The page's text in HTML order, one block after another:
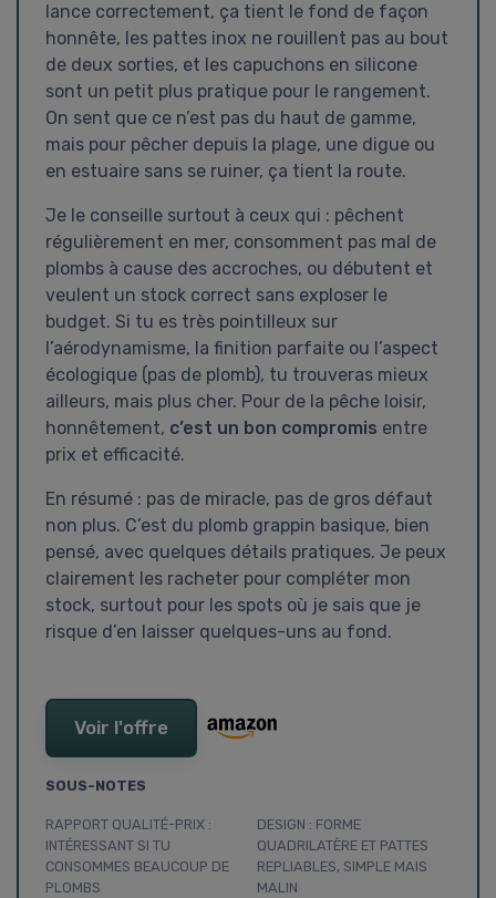
lance correctement, ça tient le fond de façon
honnête, les pattes inox ne rouillent pas au bout
de deux sorties, et les capuchons en silicone
sont un petit plus pratique pour le rangement.
On sent que ce n’est pas du haut de gamme,
mais pour pêcher depuis la plage, une digue ou
en estuaire sans se ruiner, ça tient la route.
Je le conseille surtout à ceux qui : pêchent
régulièrement en mer, consomment pas mal de
plombs à cause des accroches, ou débutent et
veulent un stock correct sans exploser le
budget. Si tu es très pointilleux sur
l’aérodynamisme, la finition parfaite ou l’aspect
écologique (pas de plomb), tu trouveras mieux
ailleurs, mais plus cher. Pour de la pêche loisir,
honnêtement, c’est un bon compromis entre
prix et efficacité.
En résumé : pas de miracle, pas de gros défaut
non plus. C’est du plomb grappin basique, bien
pensé, avec quelques détails pratiques. Je peux
clairement les racheter pour compléter mon
stock, surtout pour les spots où je sais que je
risque d’en laisser quelques-uns au fond.
Voir l'offre
SOUS-NOTES
RAPPORT QUALITÉ-PRIX :
INTÉRESSANT SI TU
CONSOMMES BEAUCOUP DE
PLOMBS
DESIGN : FORME
QUADRILATÈRE ET PATTES
REPLIABLES, SIMPLE MAIS
MALIN